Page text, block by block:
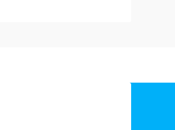
de la dureza de